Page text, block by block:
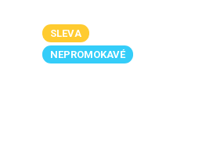
SLEVA
NEPROMOKAVÉ